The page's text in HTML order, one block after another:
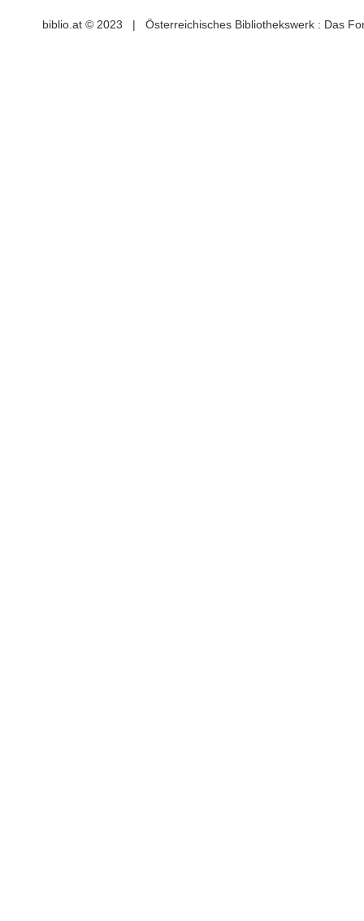
biblio.at © 2023 | Österreichisches Bibliothekswerk : Das